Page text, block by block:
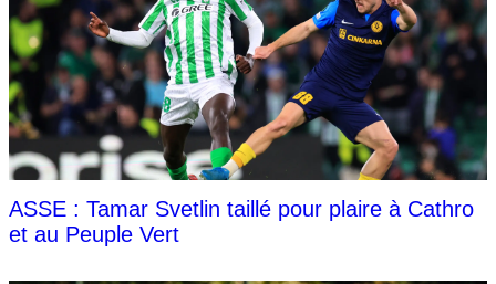
ASSE : Tamar Svetlin taillé pour plaire à Cathro
et au Peuple Vert